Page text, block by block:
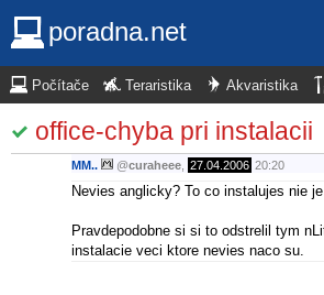
poradna.net
Počítače Teraristika Akvaristika
office-chyba pri instalacii
MM.. @curaheee 27.04.2006 20:20
Nevies anglicky? To co instalujes nie
Pravdepodobne si si to odstrelil tym
instalacie veci ktore nevies naco su.